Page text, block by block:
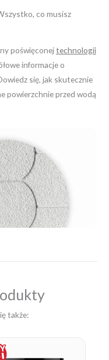
co musisz
poświęconejtechnologii
informacje o
się, jak skutecznie
powierzchnie przed wodą
także: